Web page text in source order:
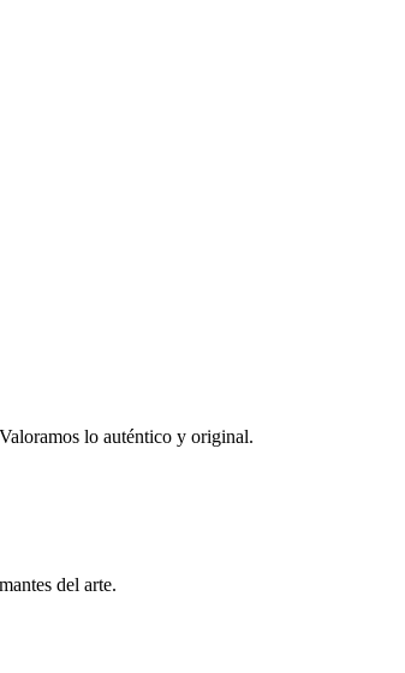
lo auténtico y original.
del arte.